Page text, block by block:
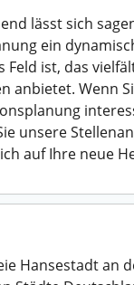
lässt sich
ein
Feld ist, das
anbietet. Wenn
unsere
auf Ihre neue
Hansestadt an